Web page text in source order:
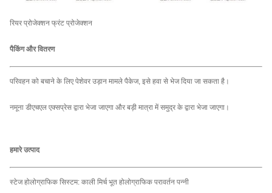
रियर प्रोजेक्शन फ्रंट प्रोजेक्शन
पैकिंग और वितरण
परिवहन को बचाने के लिए पेशेवर उड़ान मामले पैकेज, इसे हवा से भेज दिया जा सकता है।
नमूना डीएचएल एक्सप्रेस द्वारा भेजा जाएगा और बड़ी मात्रा में समुद्र के द्वारा भेजा जाएगा।
हमारे उत्पाद
स्टेज होलोग्राफिक सिस्टम: काली मिर्च भूत होलोग्राफिक परावर्तन पन्नी